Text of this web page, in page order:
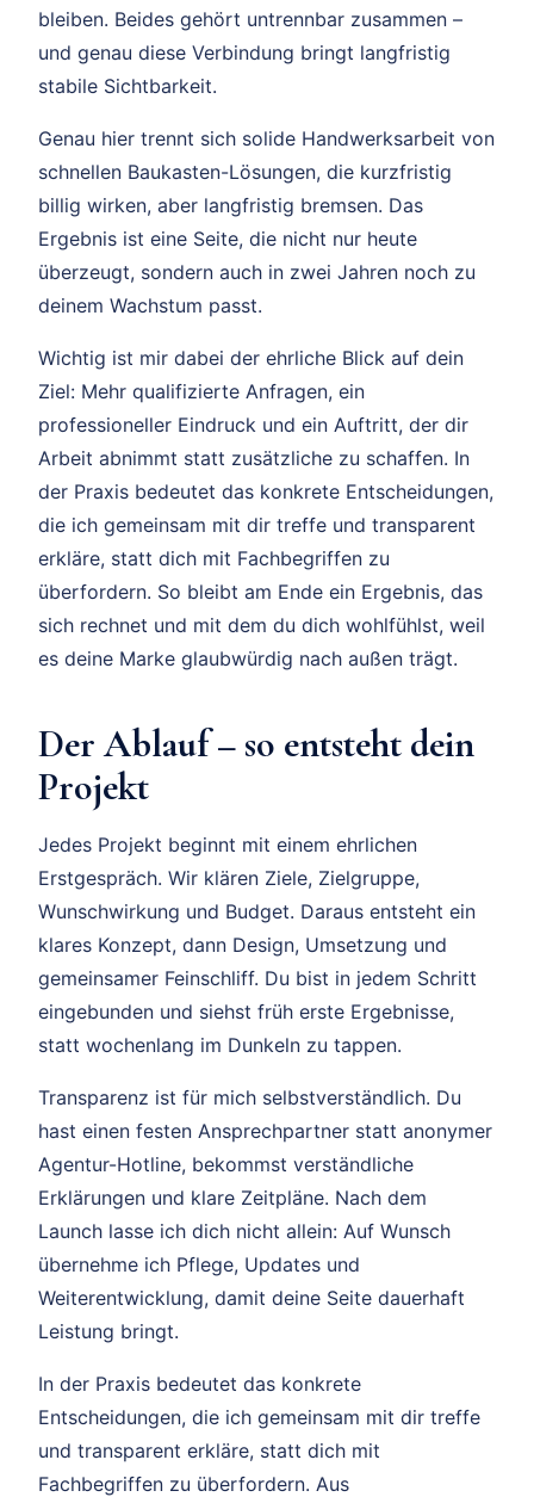
bleiben. Beides gehört untrennbar zusammen –
und genau diese Verbindung bringt langfristig
stabile Sichtbarkeit.
Genau hier trennt sich solide Handwerksarbeit von
schnellen Baukasten-Lösungen, die kurzfristig
billig wirken, aber langfristig bremsen. Das
Ergebnis ist eine Seite, die nicht nur heute
überzeugt, sondern auch in zwei Jahren noch zu
deinem Wachstum passt.
Wichtig ist mir dabei der ehrliche Blick auf dein
Ziel: Mehr qualifizierte Anfragen, ein
professioneller Eindruck und ein Auftritt, der dir
Arbeit abnimmt statt zusätzliche zu schaffen. In
der Praxis bedeutet das konkrete Entscheidungen,
die ich gemeinsam mit dir treffe und transparent
erkläre, statt dich mit Fachbegriffen zu
überfordern. So bleibt am Ende ein Ergebnis, das
sich rechnet und mit dem du dich wohlfühlst, weil
es deine Marke glaubwürdig nach außen trägt.
Der Ablauf – so entsteht dein
Projekt
Jedes Projekt beginnt mit einem ehrlichen
Erstgespräch. Wir klären Ziele, Zielgruppe,
Wunschwirkung und Budget. Daraus entsteht ein
klares Konzept, dann Design, Umsetzung und
gemeinsamer Feinschliff. Du bist in jedem Schritt
eingebunden und siehst früh erste Ergebnisse,
statt wochenlang im Dunkeln zu tappen.
Transparenz ist für mich selbstverständlich. Du
hast einen festen Ansprechpartner statt anonymer
Agentur-Hotline, bekommst verständliche
Erklärungen und klare Zeitpläne. Nach dem
Launch lasse ich dich nicht allein: Auf Wunsch
übernehme ich Pflege, Updates und
Weiterentwicklung, damit deine Seite dauerhaft
Leistung bringt.
In der Praxis bedeutet das konkrete
Entscheidungen, die ich gemeinsam mit dir treffe
und transparent erkläre, statt dich mit
Fachbegriffen zu überfordern. Aus